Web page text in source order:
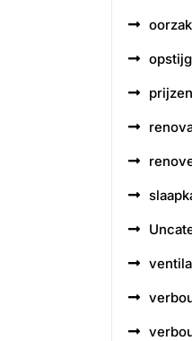
prijzen